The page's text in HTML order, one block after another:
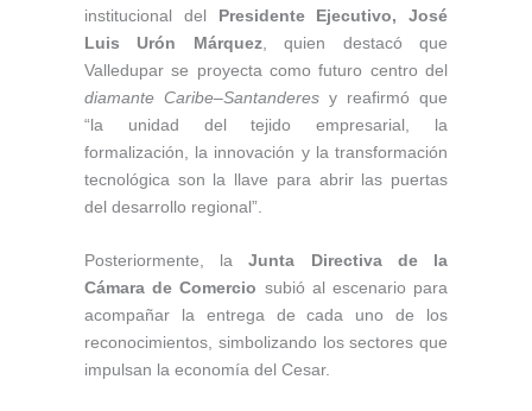
institucional del Presidente Ejecutivo, José
Luis Urón Márquez, quien destacó que
Valledupar se proyecta como futuro centro del
diamante Caribe–Santanderes y reafirmó que
“la unidad del tejido empresarial, la
formalización, la innovación y la transformación
tecnológica son la llave para abrir las puertas
del desarrollo regional”.
Posteriormente, laJunta Directiva de la
Cámara de Comercio subió al escenario para
acompañar la entrega de cada uno de los
reconocimientos, simbolizando los sectores que
impulsan la economía del Cesar.